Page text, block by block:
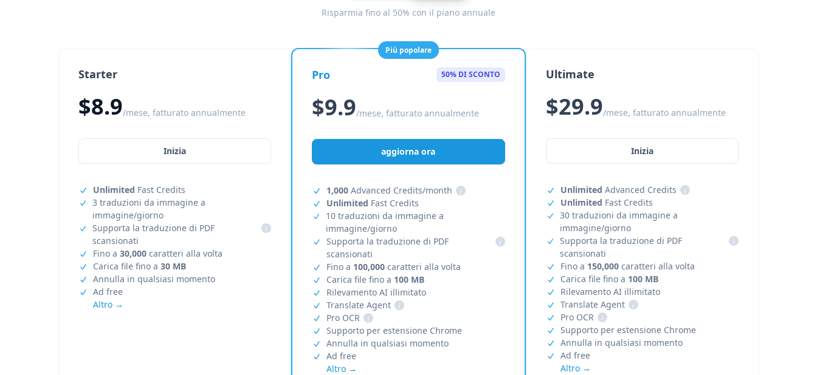
Risparmia fino al 50% con il piano annuale
Starter
$8.9/mese, fatturato annualmente
Inizia
Unlimited Fast Credits
3 traduzioni da immagine a
immagine/giorno
Supporta la traduzione di PDF
scansionati
i
Fino a 30,000 caratteri alla volta
Carica file fino a 30 MB
Annulla in qualsiasi momento
Ad free
Altro →
Più popolare
Pro 50% DI SCONTO
$9.9/mese, fatturato annualmente
aggiorna ora
1,000 Advanced Credits/month
i
Unlimited Fast Credits
10 traduzioni da immagine a
immagine/giorno
Supporta la traduzione di PDF
scansionati
i
Fino a 100,000 caratteri alla volta
Carica file fino a 100 MB
Rilevamento AI illimitato
Translate Agent
i
Pro OCR
i
Supporto per estensione Chrome
Annulla in qualsiasi momento
Ad free
Altro →
Ultimate
$29.9/mese, fatturato annualmente
Inizia
Unlimited Advanced Credits
i
Unlimited Fast Credits
30 traduzioni da immagine a
immagine/giorno
Supporta la traduzione di PDF
scansionati
i
Fino a 150,000caratteri alla volta
Carica file fino a 100 MB
Rilevamento AI illimitato
Translate Agent
i
Pro OCR
i
Supporto per estensione Chrome
Annulla in qualsiasi momento
Ad free
Altro →